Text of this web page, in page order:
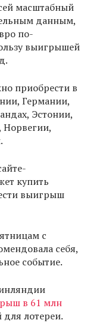
масштабный
данным,
по-
выигрышей
приобрести в
Германии,
Эстонии,
Норвегии,
купить
выигрыш
с
себя,
событие.
в 61 млн
для лотереи.